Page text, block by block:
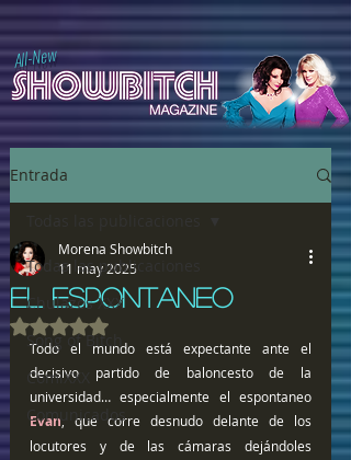
All-New
Entrada
Todas las publicaciones
Chulazos XXX
Song of Bitch
ComiXXX
Comunicados
EL ESPONTANEO
Morena Showbitch
11 may 2025
Obtuvo NaN de 5 estrellas.
Todo el mundo está expectante ante el
decisivo partido de baloncesto de la
Evan , que corre desnudo delante de los
locutores y de las cámaras dejándoles